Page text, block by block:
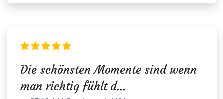
Die schönsten Momente sind wenn
man richtig fühlt d...